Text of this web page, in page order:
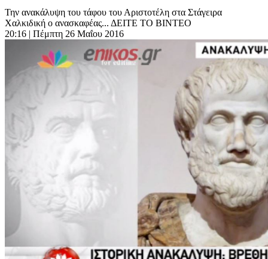
Την ανακάλυψη του τάφου του Αριστοτέλη στα Στάγειρα
Χαλκιδική ο ανασκαφέας... ΔΕΙΤΕ ΤΟ ΒΙΝΤΕΟ
20:16 | Πέμπτη 26 Μαΐου 2016